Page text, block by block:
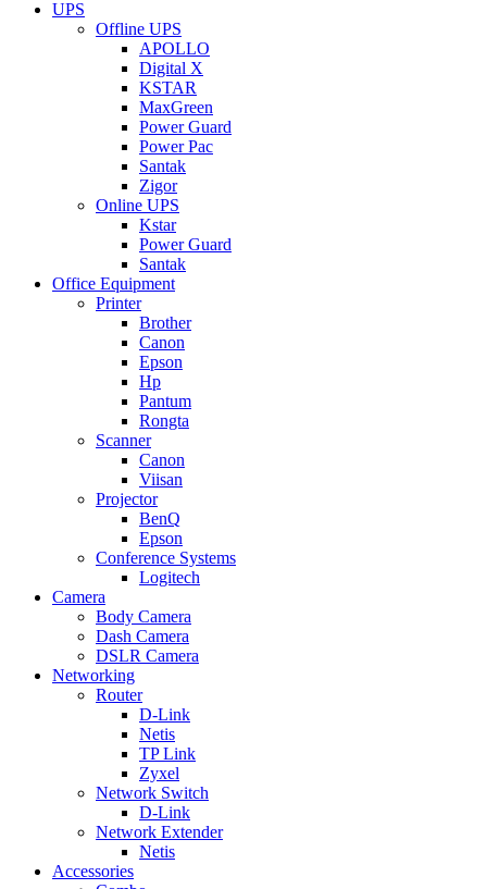
UPS
Offline UPS
APOLLO
Digital X
KSTAR
MaxGreen
Power Guard
Power Pac
Santak
Zigor
Online UPS
Kstar
Power Guard
Santak
Office Equipment
Printer
Brother
Canon
Epson
Hp
Pantum
Rongta
Scanner
Canon
Viisan
Projector
BenQ
Epson
Conference Systems
Logitech
Camera
Body Camera
Dash Camera
DSLR Camera
Networking
Router
D-Link
Netis
TP Link
Zyxel
Network Switch
D-Link
Network Extender
Netis
Accessories